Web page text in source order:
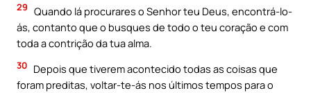
29 Quando lá procurares o Senhor teu Deus, encontrá-lo-
ás, contanto que o busques de todo o teu coração e com
toda a contrição da tua alma.
30 Depois que tiverem acontecido todas as coisas que
foram preditas, voltar-te-ás nos últimos tempos para o